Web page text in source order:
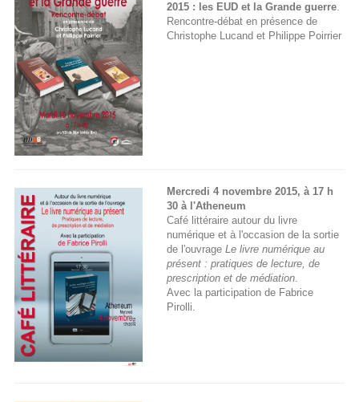
2015 : les EUD et la Grande guerre.
Rencontre-débat en présence de
Christophe Lucand et Philippe Poirrier
Mercredi 4 novembre 2015, à 17 h
30 à l'Atheneum
Café littéraire autour du livre
numérique et à l'occasion de la sortie
de l'ouvrage Le livre numérique au
présent : pratiques de lecture, de
prescription et de médiation.
Avec la participation de Fabrice
Pirolli.